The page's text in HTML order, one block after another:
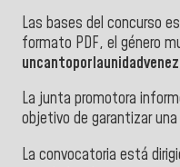
Las bases del concurso
formato PDF, el género
La junta promotora
objetivo de garantizar
La convocatoria está